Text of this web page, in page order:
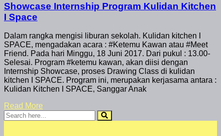
Showcase Internship Program Kulidan Kitchen
I Space
Dalam rangka mengisi liburan sekolah. Kulidan kitchen I
SPACE, mengadakan acara : #Ketemu Kawan atau #Meet
Friend. Pada hari Minggu, 18 Juni 2017. Dari pukul : 13.00-
Selesai. Program #ketemu kawan, akan diisi dengan
Internship Showcase, proses Drawing Class di kulidan
kitchen I SPACE. Program ini, merupakan kerjasama antara :
Kulidan Kitchen I SPACE, Sanggar Anak
Read More